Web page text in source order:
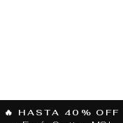
🔥 HASTA 40% OFF